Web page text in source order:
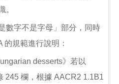
。
數字不是字母」部分，同時
規範進行說明：
desserts》若以
245 欄，根據 AACR2 1.1B1